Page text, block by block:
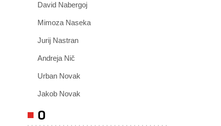
David Nabergoj
Mimoza Naseka
Jurij Nastran
Andreja Nič
Urban Novak
Jakob Novak
O